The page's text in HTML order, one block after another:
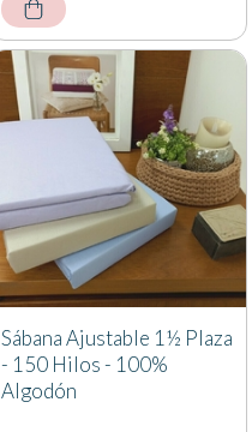
Sábana Ajustable 1½ Plaza
- 150 Hilos - 100%
Algodón